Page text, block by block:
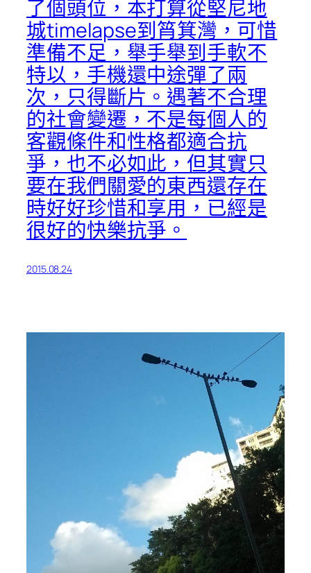
了個頭位，本打算從堅尼地
城timelapse到筲箕灣，可惜
準備不足，舉手舉到手軟不
特以，手機還中途彈了兩
次，只得斷片。遇著不合理
的社會變遷，不是每個人的
客觀條件和性格都適合抗
爭，也不必如此，但其實只
要在我們關愛的東西還存在
時好好珍惜和享用，已經是
很好的快樂抗爭。
2015.08.24